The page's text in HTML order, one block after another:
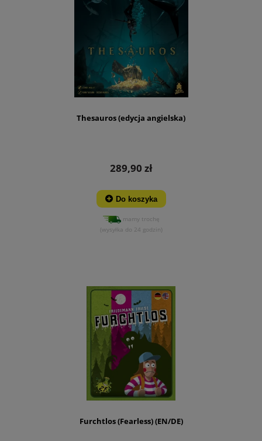
Thesauros (edycja angielska)
289,90 zł
Do koszyka
mamy trochę
(wysyłka do 24 godzin)
Furchtlos (Fearless) (EN/DE)